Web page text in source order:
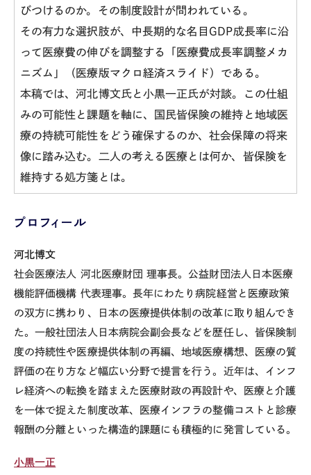
びつけるのか。その制度設計が問われている。
その有力な選択肢が、中長期的な名目 GDP成長率に沿
って医療費の伸びを調整する「医療費成長率調整メカ
ニズム」（医療版マクロ経済スライド）である。
本稿では、河北博文氏と小黒一正氏が対談。この仕組
みの可能性と課題を軸に、国民皆保険の維持と地域医
療の持続可能性をどう確保するのか、社会保障の将来
像に踏み込む。二人の考える医療とは何か、皆保険を
維持する処方箋とは。
プロフィール
河北博文
社会医療法人 河北医療財団 理事長。公益財団法人日本医療
機能評価機構 代表理事。長年にわたり病院経営と医療政策
の双方に携わり、日本の医療提供体制の改革に取り組んでき
た。一般社団法人日本病院会副会長などを歴任し、皆保険制
度の持続性や医療提供体制の再編、地域医療構想、医療の質
評価の在り方など幅広い分野で提言を行う。近年は、インフ
レ経済への転換を踏まえた医療財政の再設計や、医療と介護
を一体で捉えた制度改革、医療インフラの整備コストと診療
報酬の分離といった構造的課題にも積極的に発言している。
小黒一正